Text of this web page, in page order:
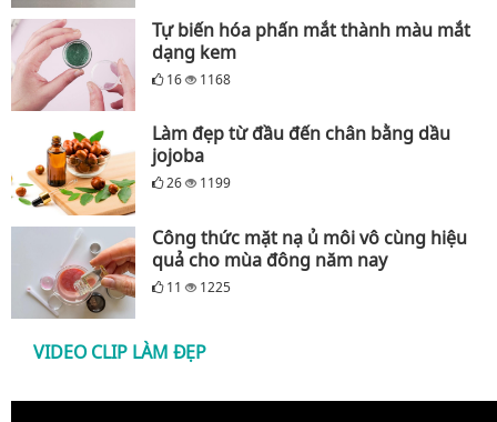
Tự biến hóa phấn mắt thành màu mắt
dạng kem
16 1168
Làm đẹp từ đầu đến chân bằng dầu
jojoba
26 1199
Công thức mặt nạ ủ môi vô cùng hiệu
quả cho mùa đông năm nay
11 1225
VIDEO CLIP LÀM ĐẸP